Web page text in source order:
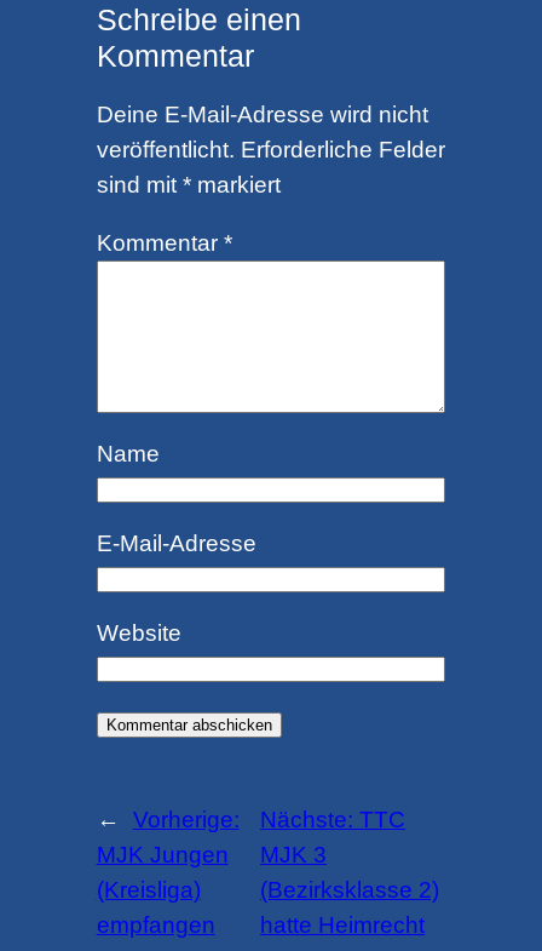
Schreibe einen
Kommentar
Deine E-Mail-Adresse wird nicht
veröffentlicht. Erforderliche Felder
sind mit *markiert
Kommentar *
Name
E-Mail-Adresse
Website
←
Vorherige:
MJK Jungen
(Kreisliga)
empfangen
Nächste:TTC
MJK 3
(Bezirksklasse 2)
hatte Heimrecht